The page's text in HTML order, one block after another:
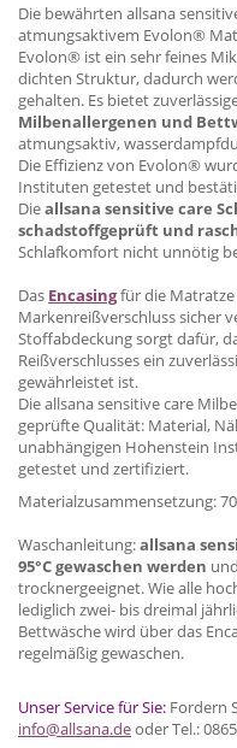
Die bewährten allsana
atmungsaktivem Evolon®
Evolon® ist ein sehr feines
dichten Struktur, dadurch
gehalten. Es bietet
Milbenallergenen und
atmungsaktiv,
Die Effizienz von Evolon®
Instituten getestet und
Dieallsana sensitive care
schadstoffgeprüft und
Schlafkomfort nicht unnötig
Das Encasingfür die Matratze
Markenreißverschluss sicher
Stoffabdeckung sorgt dafür,
Reißverschlusses ein
gewährleistet ist.
Die allsana sensitive care
geprüfte Qualität: Material,
unabhängigen Hohenstein
getestet und zertifiziert.
Materialzusammensetzung:
Waschanleitung:allsana
95°C gewaschen werden
trocknergeeignet. Wie alle
lediglich zwei- bis dreimal
Bettwäsche wird über das
regelmäßig gewaschen.
Unser Service für Sie: Fordern
info@allsana.deoder Tel.: